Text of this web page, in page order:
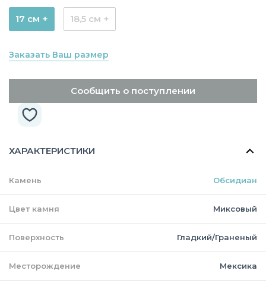
17 см + 18,5 см +
Заказать Ваш размер
Сообщить о поступлении
ХАРАКТЕРИСТИКИ
Камень Обсидиан
Цвет камня Миксовый
Поверхность Гладкий/Граненый
Месторождение Мексика